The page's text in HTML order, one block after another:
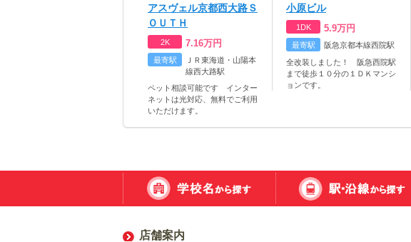
アスヴェル京都西大路Ｓ
ＯＵＴＨ
2K 7.16万円
最寄駅
ＪＲ東海道・山陽本
線西大路駅
ペット相談可能です インター
ネットは光対応、無料でご利用
いただけます。
小原ビル
1DK 5.9万円
最寄駅
阪急京都本線西院駅
全改装しました！ 阪急西院駅
まで徒歩１０分の１ＤＫマンシ
ョンです。
店舗案内